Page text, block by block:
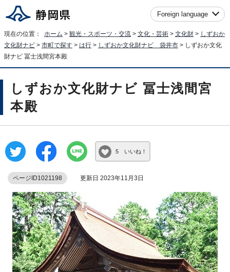
Foreign language
現在の位置： ホーム > 観光・スポーツ・交流 > 文化・芸術 > 文化財 > しずおか
文化財ナビ > 市町で探す > は行 > しずおか文化財ナビ 袋井市 > しずおか文化
財ナビ 冨士浅間宮本殿
しずおか文化財ナビ 冨士浅間宮
本殿
5 いいね！
ページID1021198 更新日 2023年11月3日